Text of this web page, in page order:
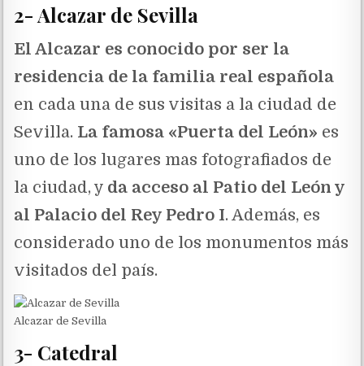
2- Alcazar de Sevilla
El Alcazar es conocido por ser la
residencia de la familia real española
en cada una de sus visitas a la ciudad de
Sevilla. La famosa «Puerta del León» es
uno de los lugares mas fotografiados de
la ciudad, y da acceso al Patio del León y
al Palacio del Rey Pedro I. Además, es
considerado uno de los monumentos más
visitados del país.
Alcazar de Sevilla
3- Catedral